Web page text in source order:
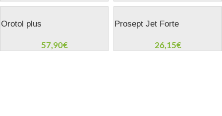
Orotol plus
57,90€
Prosept Jet Forte
26,15€